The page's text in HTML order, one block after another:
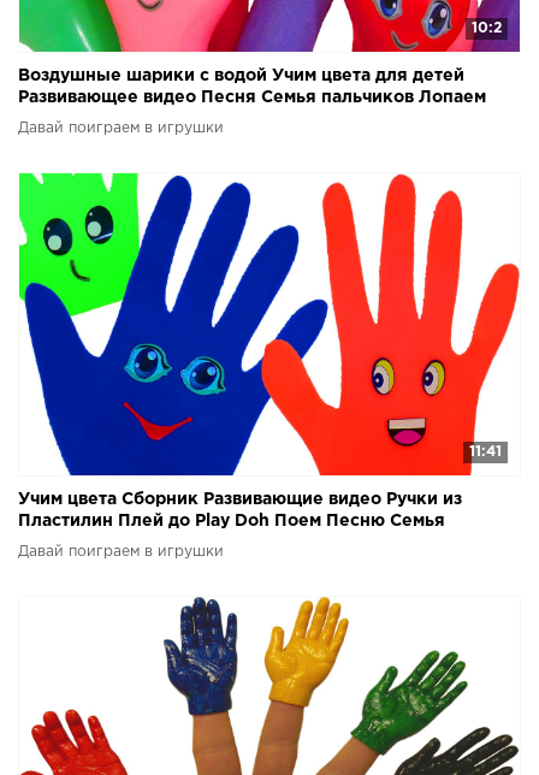
10:2
Воздушные шарики с водой Учим цвета для детей
Развивающее видео Песня Семья пальчиков Лопаем
шарики
Давай поиграем в игрушки
11:41
Учим цвета Сборник Развивающие видео Ручки из
Пластилин Плей до Play Doh Поем Песню Семья
пальчиков
Давай поиграем в игрушки